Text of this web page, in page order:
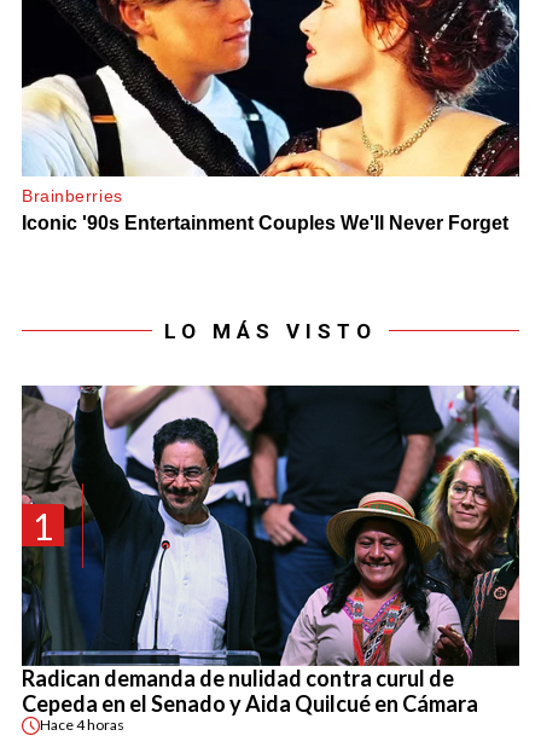
LO MÁS VISTO
1
Radican demanda de nulidad contra curul de
Cepeda en el Senado y Aida Quilcué en Cámara
Hace4 horas